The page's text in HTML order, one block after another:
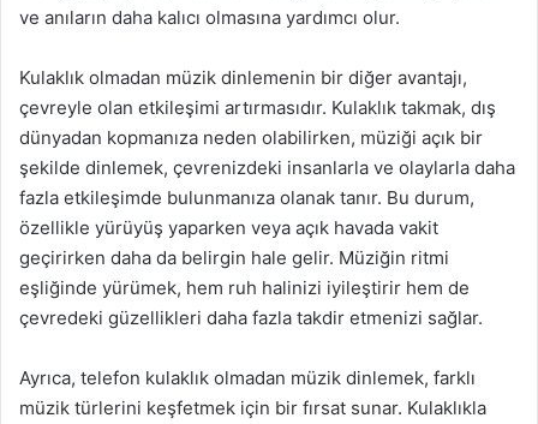
ve anıların daha kalıcı olmasına yardımcı olur.
Kulaklık olmadan müzik dinlemenin bir diğer avantajı,
çevreyle olan etkileşimi artırmasıdır. Kulaklık takmak, dış
dünyadan kopmanıza neden olabilirken, müziği açık bir
şekilde dinlemek, çevrenizdeki insanlarla ve olaylarla daha
fazla etkileşimde bulunmanıza olanak tanır. Bu durum,
özellikle yürüyüş yaparken veya açık havada vakit
geçirirken daha da belirgin hale gelir. Müziğin ritmi
eşliğinde yürümek, hem ruh halinizi iyileştirir hem de
çevredeki güzellikleri daha fazla takdir etmenizi sağlar.
Ayrıca, telefon kulaklık olmadan müzik dinlemek, farklı
müzik türlerini keşfetmek için bir fırsat sunar. Kulaklıkla